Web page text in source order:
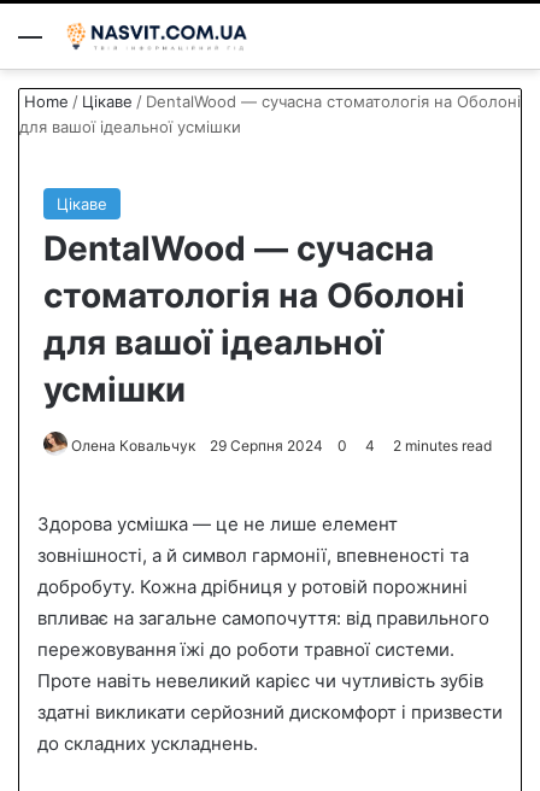
Menu
Home / Цікаве / DentalWood — сучасна стоматологія на Оболоні
для вашої ідеальної усмішки
Цікаве
DentalWood — сучасна
стоматологія на Оболоні
для вашої ідеальної
усмішки
Олена Ковальчук
d
a
n
e
m
a
i
29 Серпня 2024 0 4 2 minutes read
Здорова усмішка — це не лише елемент
зовнішності, а й символ гармонії, впевненості та
добробуту. Кожна дрібниця у ротовій порожнині
впливає на загальне самопочуття: від правильного
пережовування їжі до роботи травної системи.
Проте навіть невеликий карієс чи чутливість зубів
здатні викликати серйозний дискомфорт і призвести
до складних ускладнень.